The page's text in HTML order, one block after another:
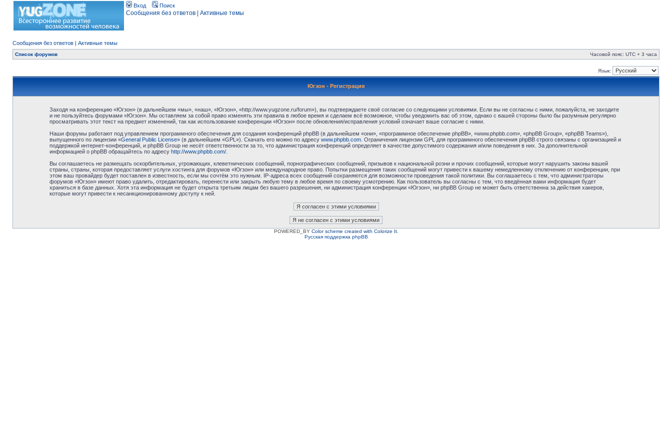
Вход Поиск
Сообщения без ответов Активные темы
Сообщения без ответов | Активные темы
Список форумов Часовой пояс: UTC + 3 часа
Язык:
Югзон - Регистрация
Заходя на конференцию «Югзон» (в дальнейшем «мы», «наш», «Югзон», «http://www.yugzone.ru/forum»), вы подтверждаете своё согласие со следующими условиями. Если вы не согласны с ними, пожалуйста, не заходите
и не пользуйтесь форумами «Югзон». Мы оставляем за собой право изменять эти правила в любое время и сделаем всё возможное, чтобы уведомить вас об этом, однако с вашей стороны было бы разумным регулярно
просматривать этот текст на предмет изменений, так как использование конференции «Югзон» после обновления/исправления условий означает ваше согласие с ними.
Наши форумы работают под управлением программного обеспечения для создания конференций phpBB (в дальнейшем «они», «программное обеспечение phpBB», «www.phpbb.com», «phpBB Group», «phpBB Teams»),
выпущенного по лицензии «General Public License» (в дальнейшем «GPL»). Скачать его можно по адресу www.phpbb.com. Ограничения лицензии GPL для программного обеспечения phpBB строго связаны с организацией и
поддержкой интернет-конференций, и phpBB Group не несёт ответственности за то, что администрация конференций определяет в качестве допустимого содержания и/или поведения в них. За дополнительной
информацией о phpBB обращайтесь по адресу http://www.phpbb.com/.
Вы соглашаетесь не размещать оскорбительных, угрожающих, клеветнических сообщений, порнографических сообщений, призывов к национальной розни и прочих сообщений, которые могут нарушить законы вашей
страны, страны, которая предоставляет услуги хостинга для форумов «Югзон» или международное право. Попытки размещения таких сообщений могут привести к вашему немедленному отключению от конференции, при
этом ваш провайдер будет поставлен в известность, если мы сочтём это нужным. IP-адреса всех сообщений сохраняются для возможности проведения такой политики. Вы соглашаетесь с тем, что администраторы
форумов «Югзон» имеют право удалить, отредактировать, перенести или закрыть любую тему в любое время по своему усмотрению. Как пользователь вы согласны с тем, что введённая вами информация будет
храниться в базе данных. Хотя эта информация не будет открыта третьим лицам без вашего разрешения, ни администрация конференции «Югзон», ни phpBB Group не может быть ответственна за действия хакеров,
которые могут привести к несанкционированному доступу к ней.
POWERED_BY Color scheme created with Colorize It.
Русская поддержка phpBB